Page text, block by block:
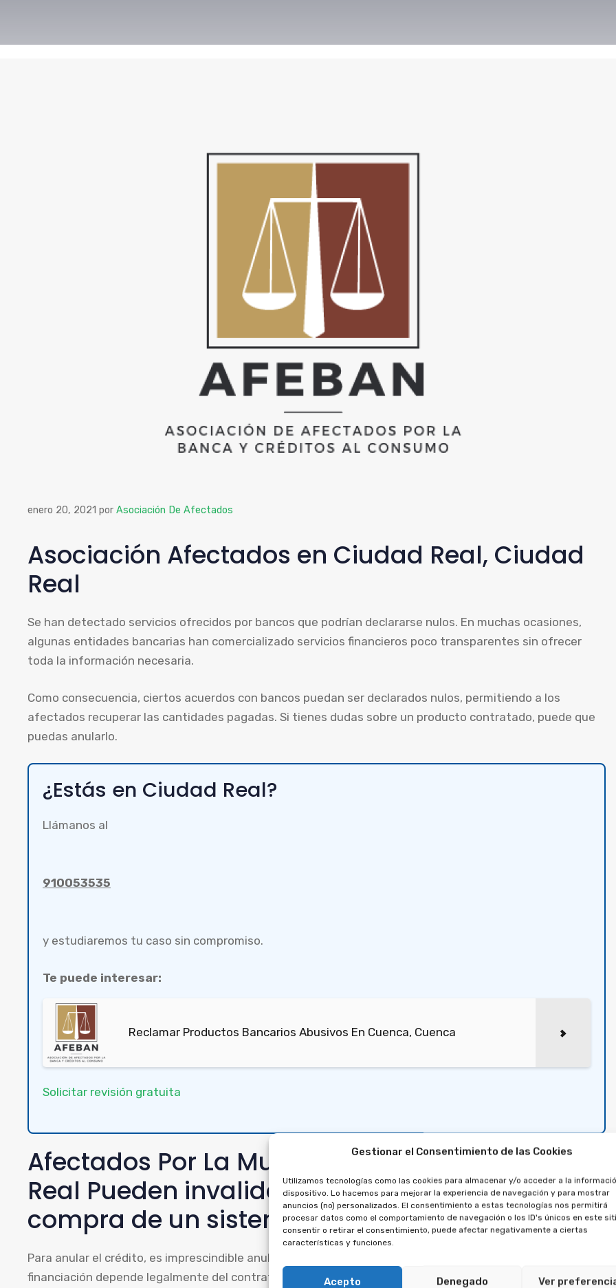
Gestionar el Consentimiento de las Cookies
Utilizamos tecnologías como las cookies para almacenar y/o acceder a la
dispositivo. Lo hacemos para mejorar la experiencia de navegación y para mostrar
anuncios (no) personalizados. El consentimiento a estas tecnologías nos permitirá
procesar datos como el comportamiento de navegación o los ID's únicos en este
consentir o retirar el consentimiento, puede afectar negativamente a ciertas
características y funciones.
Acepto Denegado Ver
enero 20, 2021 por Asociación De Afectados
Asociación Afectados en Ciudad Real, Ciudad
Real
Se han detectado servicios ofrecidos por bancos que podrían declararse nulos. En muchas ocasiones,
algunas entidades bancarias han comercializado servicios financieros poco transparentes sin ofrecer
toda la información necesaria.
Como consecuencia, ciertos acuerdos con bancos puedan ser declarados nulos, permitiendo a los
afectados recuperar las cantidades pagadas. Si tienes dudas sobre un producto contratado, puede que
puedas anularlo.
¿Estás en Ciudad Real?
Llámanos al
910053535
y estudiaremos tu caso sin compromiso.
Te puede interesar:
Reclamar Productos Bancarios Abusivos En Cuenca, Cuenca
Solicitar revisión gratuita
Afectados Por La Multipropiedad en Ciudad
Real Pueden invalidar el préstamo en la
compra de un sistema de multipropiedad
Para anular el crédito, es imprescindible anular el contrato de multipropiedad en primer lugar. La
financiación depende legalmente del contrato de multipropiedad, de modo que debe anularse junto con